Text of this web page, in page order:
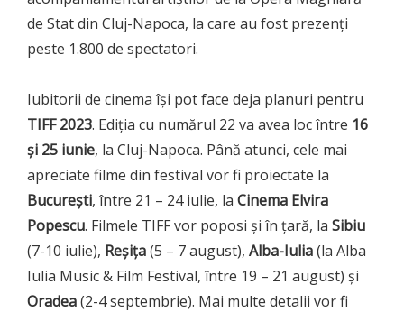
de Stat din Cluj-Napoca, la care au fost prezenți
peste 1.800 de spectatori.
Iubitorii de cinema își pot face deja planuri pentru
TIFF 2023. Ediția cu numărul 22 va avea loc între 16
și 25 iunie, la Cluj-Napoca. Până atunci, cele mai
apreciate filme din festival vor fi proiectate la
București, între 21 – 24 iulie, la Cinema Elvira
Popescu. Filmele TIFF vor poposi și în țară, la Sibiu
(7-10 iulie), Reșița(5 – 7 august), Alba-Iulia(la Alba
Iulia Music & Film Festival, între 19 – 21 august) și
Oradea(2-4 septembrie). Mai multe detalii vor fi